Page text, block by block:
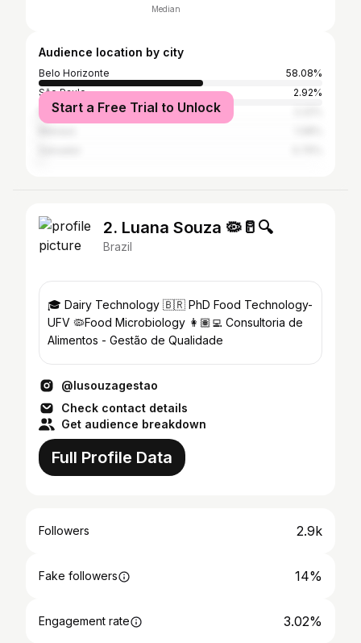
Median
Audience location by city
Belo Horizonte
58.08%
São Paulo
2.92%
Rio de Janeiro
Start a Free Trial to Unlock
2. Luana Souza 🦠🥛🔍
Brazil
🎓 Dairy Technology 🇧🇷 PhD Food Technology-
UFV 🦠Food Microbiology 👩🏽‍💻 Consultoria de
Alimentos - Gestão de Qualidade
@lusouzagestao
Check contact details
Get audience breakdown
Full Profile Data
Followers 2.9k
Fake followers 14%
Engagement rate 3.02%